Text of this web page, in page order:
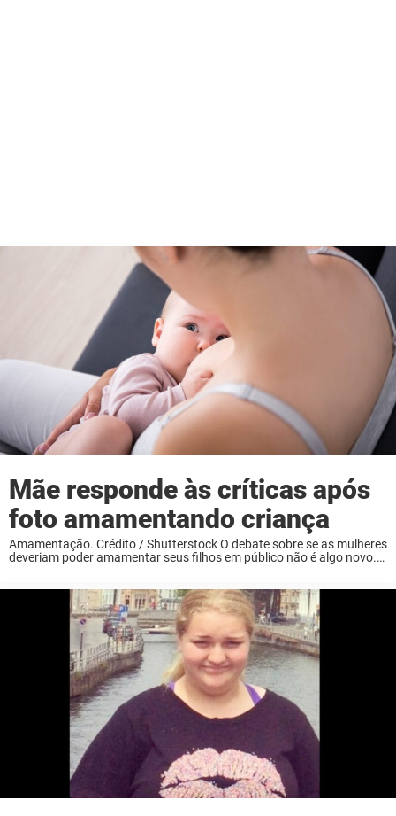
Mãe responde às críticas após
foto amamentando criança
Amamentação. Crédito / Shutterstock O debate sobre se as mulheres
deveriam poder amamentar seus filhos em público não é algo novo.